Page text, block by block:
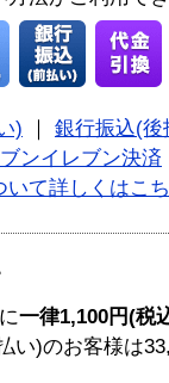
)
銀行振込(後
ンイレブン決済
いて詳しくはこ
一律1,100円(税
い)のお客様は